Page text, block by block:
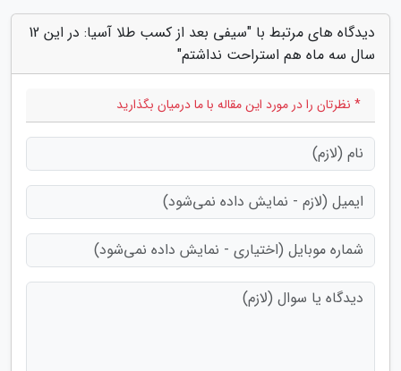
دیدگاه های مرتبط با "سیفی بعد از کسب طلا آسیا: در این 12
سال سه ماه هم استراحت نداشتم"
* نظرتان را در مورد این مقاله با ما درمیان بگذارید